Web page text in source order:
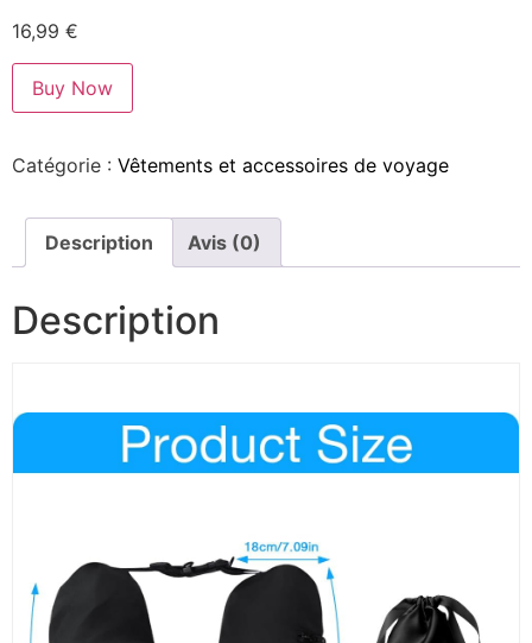
16,99 €
Buy Now
Catégorie : Vêtements et accessoires de voyage
Description Avis (0)
Description